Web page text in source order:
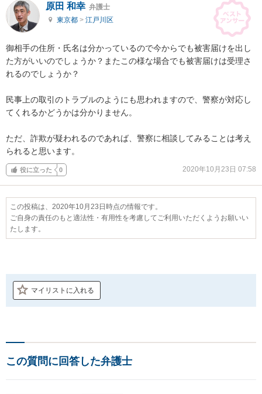
原田 和幸 弁護士
東京都 > 江戸川区
御相手の住所・氏名は分かっているので今からでも被害届けを出し
た方がいいのでしょうか？またこの様な場合でも被害届けは受理さ
れるのでしょうか？
民事上の取引のトラブルのようにも思われますので、警察が対応し
てくれるかどうかは分かりません。
ただ、詐欺が疑われるのであれば、警察に相談してみることは考え
られると思います。
役に立った 0 2020年10月23日 07:58
この投稿は、2020年10月23日時点の情報です。
ご自身の責任のもと適法性・有用性を考慮してご利用いただくようお願いい
たします。
マイリストに入れる
この質問に回答した弁護士